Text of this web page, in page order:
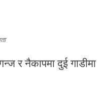
र नैकापमा दुई गाडीमा